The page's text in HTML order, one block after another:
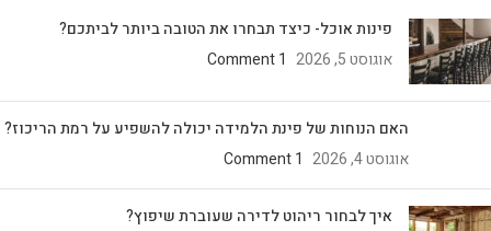
פינות אוכל- כיצד תבחרו את הטובה ביותר לביתכם?
אוגוסט 5, 2026
1 Comment
האם הנוחות של פינת הלמידה יכולה להשפיע על רמת הריכוז?
אוגוסט 4, 2026
1 Comment
איך לבחור ריהוט לדירה שעוברת שיפוץ?